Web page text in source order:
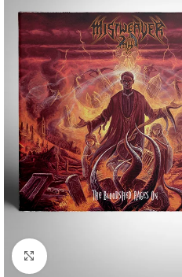
Click to enlarge